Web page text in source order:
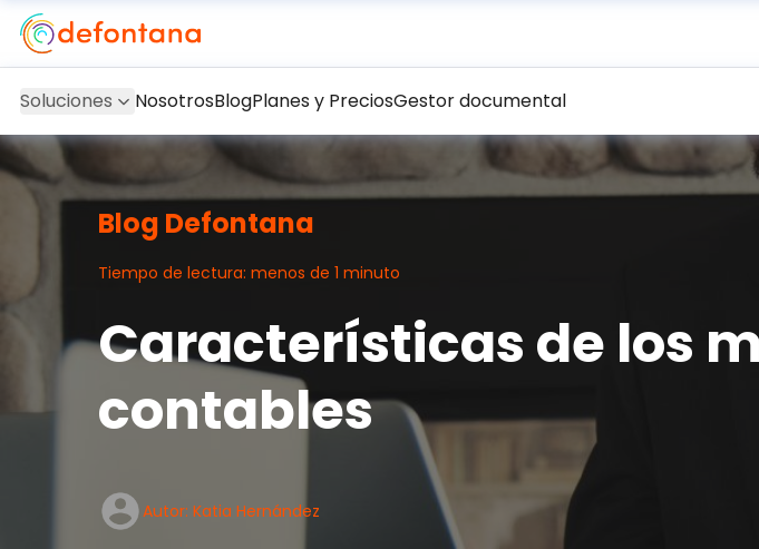
Soluciones NosotrosBlogPlanes y PreciosGestor documental
Blog Defontana
Tiempo de lectura: menos de 1 minuto
Características de los
contables
Autor: Katia Hernández